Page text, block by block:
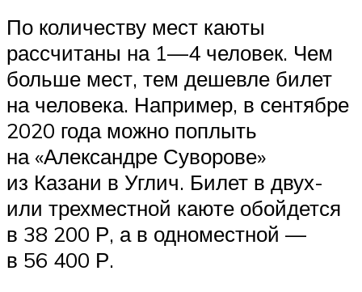
По количеству мест каюты
рассчитаны на 1—4 человек. Чем
больше мест, тем дешевле билет
на человека. Например, в сентябре
2020 года можно поплыть
на «Александре Суворове»
из Казани в Углич. Билет в двух-
или трехместной каюте обойдется
в 38 200 Р, а в одноместной —
в 56 400 Р.